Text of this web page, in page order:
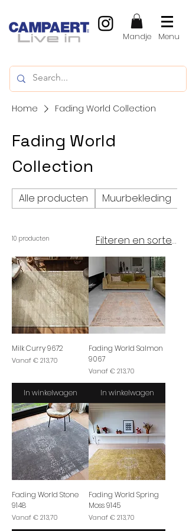
Mandje Menu
Home Fading World Collection
Fading World
Collection
Alle producten Muurbekleding
10 producten Filteren en sorteren
Milk Curry 9672
Vanaf€ 213,70
Verkoopprijs
In winkelwagen
Fading World Salmon
9067
Vanaf€ 213,70
Verkoopprijs
In winkelwagen
Fading World Stone
9148
Vanaf€ 213,70
Verkoopprijs
Fading World Spring
Moss 9145
Vanaf€ 213,70
Verkoopprijs